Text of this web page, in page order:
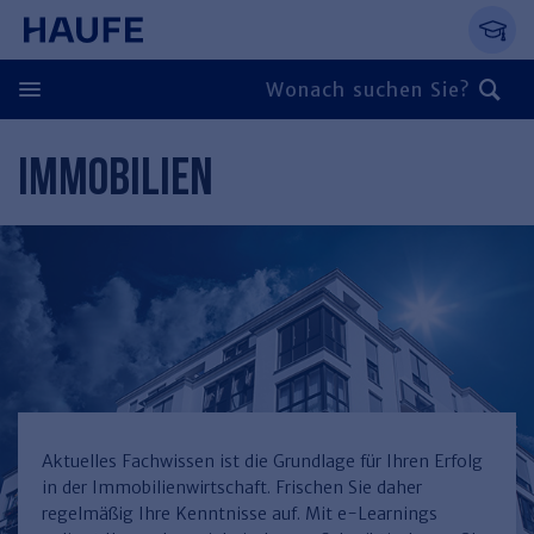
Springe direkt zum Hauptinhalt, zur
Zum Hauptinhalt springen
Zur Navigation springen
Zur Suche springen
Zurück
Personal
Finden Sie Ihr Thema
Arbeitsrecht
Führung
Steuern & Rechnungswesen
Finden Sie Ihr Thema
Rechnungswesen
Recht & Compliance
Finden Sie Ihr Thema
Immobilien
Zurück
Öffentlicher Dienst
Zurück
IMMOBILIEN
Aktuelles Fachwissen ist die Grundlage für Ihren Erfolg
in der Immobilienwirtschaft. Frischen Sie daher
regelmäßig Ihre Kenntnisse auf. Mit e-Learnings